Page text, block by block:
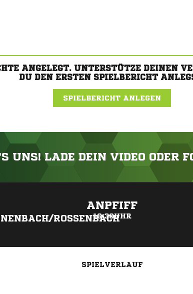
ANGELEGT. UNTERSTÜTZE DEINEN
DU DEN ERSTEN SPIELBERICHT
SPIELBERICHT ANLEGEN
UNS! LADE DEIN VIDEO ODER
ROSSENBACH
ANPFIFF
16:30UHR
SPIELVERLAUF